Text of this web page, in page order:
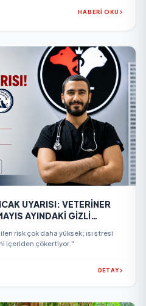
HABERİ OKU
UYARISI: VETERİNER
AYINDAKİ GİZLİ
risk çok daha yüksek; ısı stresi
içeriden çökertiyor."
DETAY